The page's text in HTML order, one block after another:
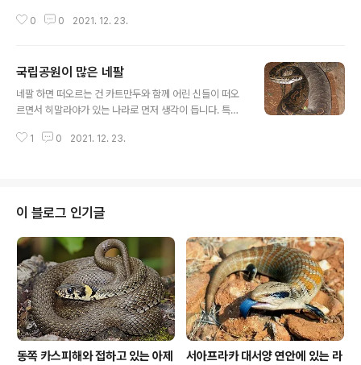
나가 심장마비가 되어도 좋으니 스카이다이빙을 해보는 것
에 위치하고 있으며 두 개의 주요 섬과 700개 이상의 작은
섬으로 구성되어 있고 지리적 분리 8천만년에 대한과 섬
생물지리학은 국가의 종의 진화에 영향을 미쳤 동물과 균
켰고 그 결과 독특한 식물과 동물, 그리고 널리 퍼진 종의
0 0 2021. 12. 23.
국립공원이 많은 네팔
네팔 하면 떠오르는 건 카트만두와 함께 어린 신들이 떠오
르면서 히말라야가 있는 나라로 먼저 생각이 듭니다. 특히
고 있으며 현재 지구 온난화로 많은 눈들이 녹고 있기에 위
요 육로, 항로, 해로 교통으로부터는 고립되어 있으나 국내
에서는 항공 교통의 사정이 비교적 나은 편으로 48개의 공
항이 있으며 그중 10개는 포장된 활주로가 있고 항공편이
자주 있으며 어느 정도 규모의 교통량을 보이고 있기에 이
나라의 3분의2를 차지하며, 언덕과 산이 많은 북부 지역에
서는 도로나 다른 기반시설을 만드는 ..
1 0 2021. 12. 23.
이 블로그 인기글
동쪽 카스피해와 접하고 있는 아제
서아프라카 대서양 연안에 있는 라